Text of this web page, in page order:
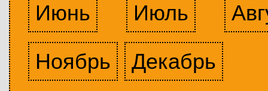
Июнь
Июль
Ноябрь
Декабрь